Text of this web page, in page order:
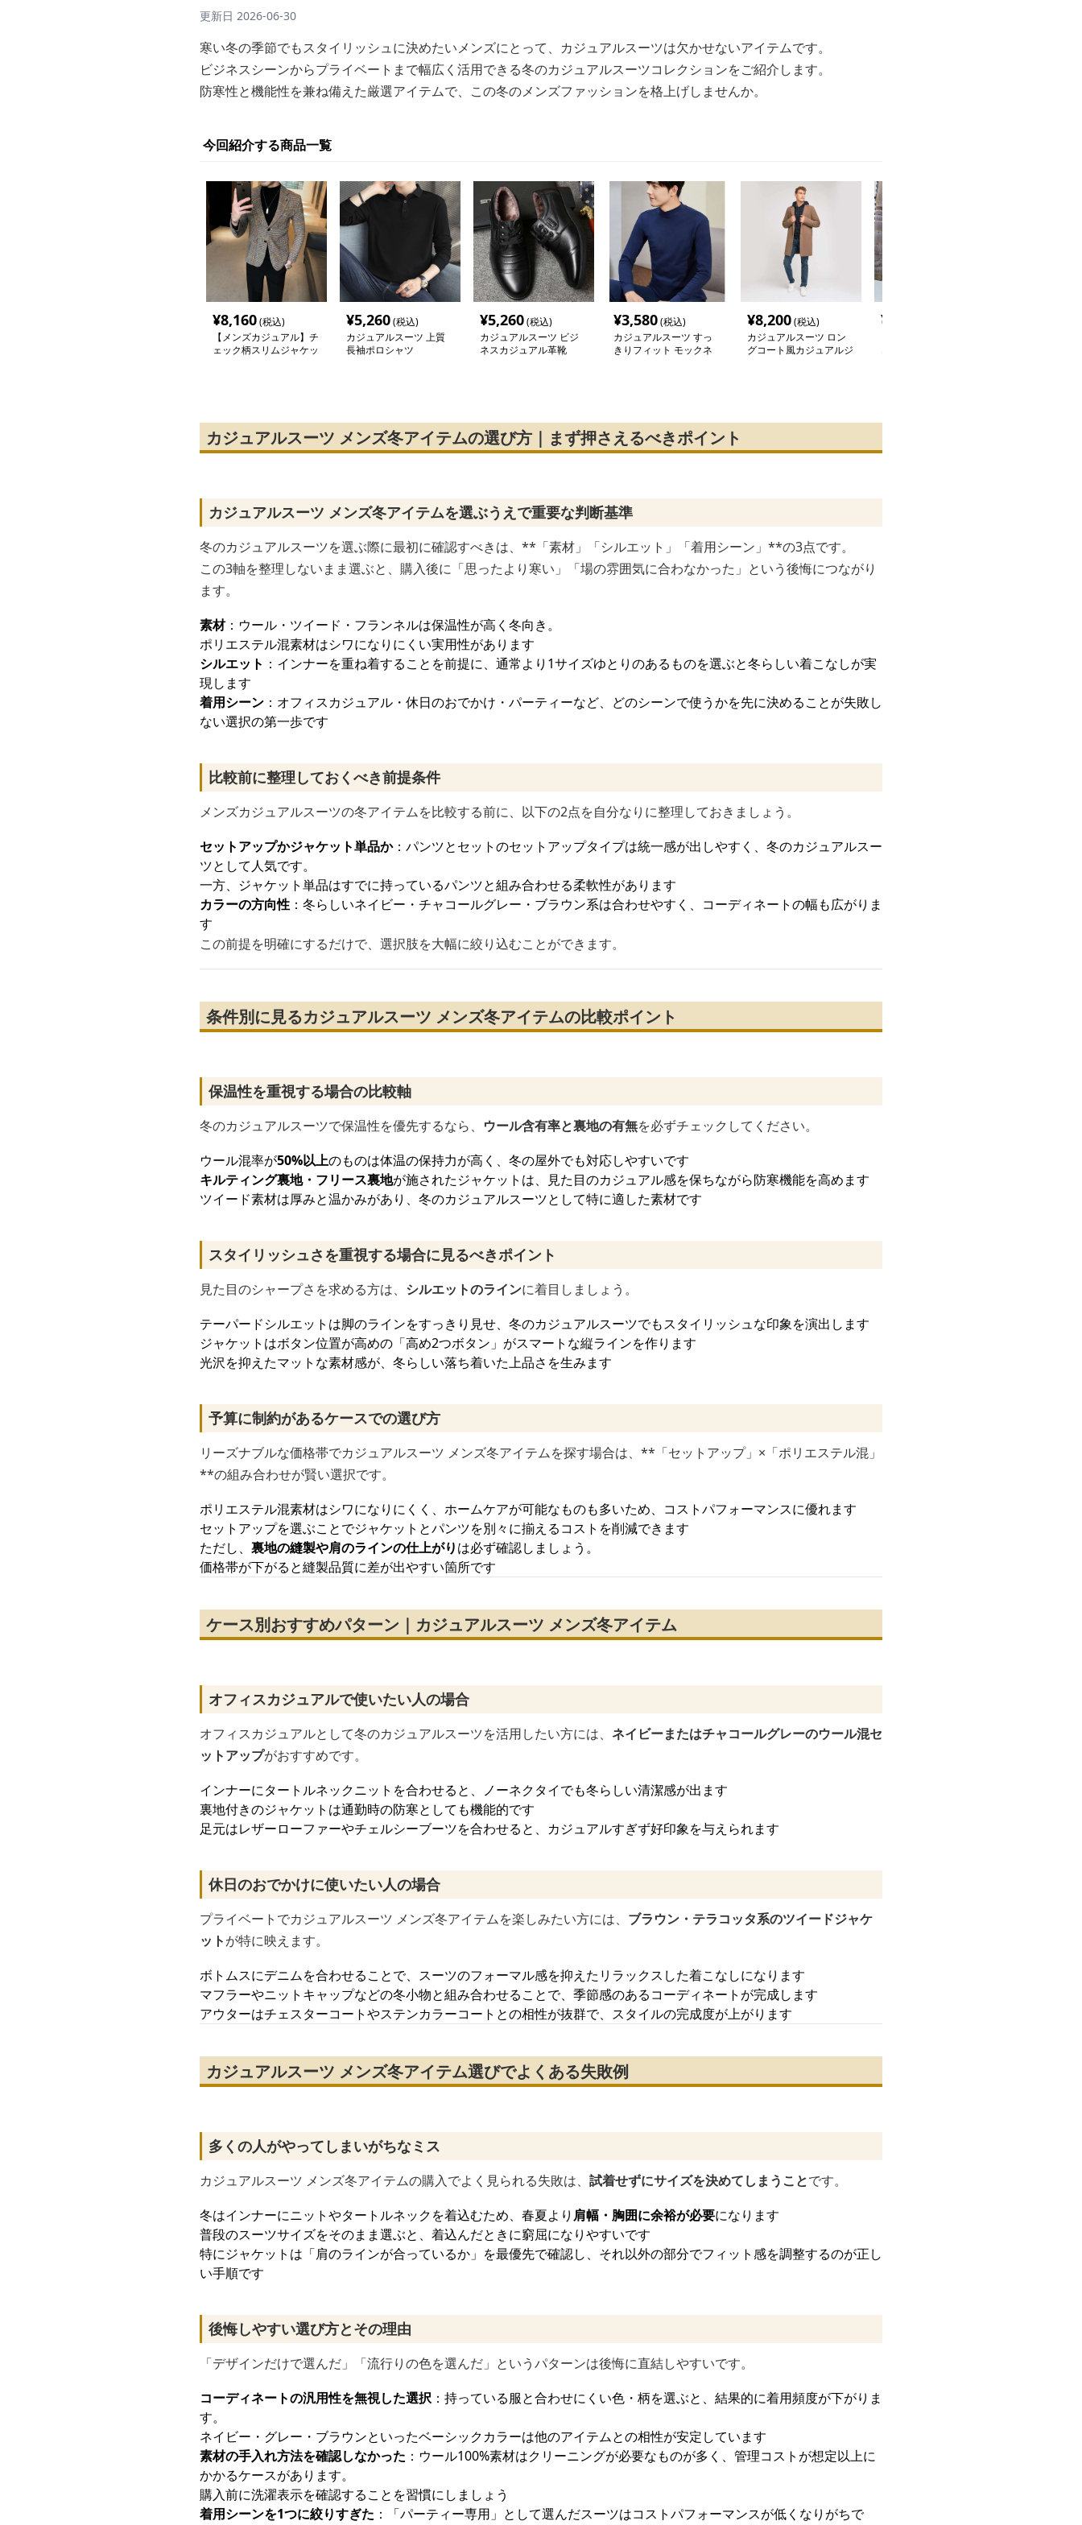
更新日 2026-06-30
寒い冬の季節でもスタイリッシュに決めたいメンズにとって、カジュアルスーツは欠かせないアイテムです。
ビジネスシーンからプライベートまで幅広く活用できる冬のカジュアルスーツコレクションをご紹介します。
防寒性と機能性を兼ね備えた厳選アイテムで、この冬のメンズファッションを格上げしませんか。
今回紹介する商品一覧
¥8,160(税込)
【メンズカジュアル】チ
ェック柄スリムジャケッ
¥5,260(税込)
カジュアルスーツ 上質
長袖ポロシャツ
¥5,260(税込)
カジュアルスーツ ビジ
ネスカジュアル革靴
¥3,580(税込)
カジュアルスーツ すっ
きりフィット モックネ
¥8,200(税込)
カジュアルスーツ ロン
グコート風カジュアルジ
¥
コーデュロイカジュアル
カジュアルスーツ メンズ冬アイテムの選び方｜まず押さえるべきポイント
カジュアルスーツ メンズ冬アイテムを選ぶうえで重要な判断基準
冬のカジュアルスーツを選ぶ際に最初に確認すべきは、**「素材」「シルエット」「着用シーン」**の3点です。
この3軸を整理しないまま選ぶと、購入後に「思ったより寒い」「場の雰囲気に合わなかった」という後悔につながり
ます。
素材：ウール・ツイード・フランネルは保温性が高く冬向き。
ポリエステル混素材はシワになりにくい実用性があります
シルエット ：インナーを重ね着することを前提に、通常より1サイズゆとりのあるものを選ぶと冬らしい着こなしが実
現します
着用シーン ：オフィスカジュアル・休日のおでかけ・パーティーなど、どのシーンで使うかを先に決めることが失敗し
ない選択の第一歩です
比較前に整理しておくべき前提条件
メンズカジュアルスーツの冬アイテムを比較する前に、以下の2点を自分なりに整理しておきましょう。
セットアップかジャケット単品か：パンツとセットのセットアップタイプは統一感が出しやすく、冬のカジュアルスー
ツとして人気です。
一方、ジャケット単品はすでに持っているパンツと組み合わせる柔軟性があります
カラーの方向性 ：冬らしいネイビー・チャコールグレー・ブラウン系は合わせやすく、コーディネートの幅も広がりま
す
この前提を明確にするだけで、選択肢を大幅に絞り込むことができます。
条件別に見るカジュアルスーツ メンズ冬アイテムの比較ポイント
保温性を重視する場合の比較軸
冬のカジュアルスーツで保温性を優先するなら、 ウール含有率と裏地の有無を必ずチェックしてください。
ウール混率が50%以上のものは体温の保持力が高く、冬の屋外でも対応しやすいです
キルティング裏地・フリース裏地が施されたジャケットは、見た目のカジュアル感を保ちながら防寒機能を高めます
ツイード素材は厚みと温かみがあり、冬のカジュアルスーツとして特に適した素材です
スタイリッシュさを重視する場合に見るべきポイント
見た目のシャープさを求める方は、 シルエットのラインに着目しましょう。
テーパードシルエットは脚のラインをすっきり見せ、冬のカジュアルスーツでもスタイリッシュな印象を演出します
ジャケットはボタン位置が高めの「高め2つボタン」がスマートな縦ラインを作ります
光沢を抑えたマットな素材感が、冬らしい落ち着いた上品さを生みます
予算に制約があるケースでの選び方
リーズナブルな価格帯でカジュアルスーツ メンズ冬アイテムを探す場合は、**「セットアップ」×「ポリエステル混」
**の組み合わせが賢い選択です。
ポリエステル混素材はシワになりにくく、ホームケアが可能なものも多いため、コストパフォーマンスに優れます
セットアップを選ぶことでジャケットとパンツを別々に揃えるコストを削減できます
ただし、 裏地の縫製や肩のラインの仕上がりは必ず確認しましょう。
価格帯が下がると縫製品質に差が出やすい箇所です
ケース別おすすめパターン｜カジュアルスーツ メンズ冬アイテム
オフィスカジュアルで使いたい人の場合
オフィスカジュアルとして冬のカジュアルスーツを活用したい方には、 ネイビーまたはチャコールグレーのウール混セ
ットアップがおすすめです。
インナーにタートルネックニットを合わせると、ノーネクタイでも冬らしい清潔感が出ます
裏地付きのジャケットは通勤時の防寒としても機能的です
足元はレザーローファーやチェルシーブーツを合わせると、カジュアルすぎず好印象を与えられます
休日のおでかけに使いたい人の場合
プライベートでカジュアルスーツ メンズ冬アイテムを楽しみたい方には、 ブラウン・テラコッタ系のツイードジャケ
ットが特に映えます。
ボトムスにデニムを合わせることで、スーツのフォーマル感を抑えたリラックスした着こなしになります
マフラーやニットキャップなどの冬小物と組み合わせることで、季節感のあるコーディネートが完成します
アウターはチェスターコートやステンカラーコートとの相性が抜群で、スタイルの完成度が上がります
カジュアルスーツ メンズ冬アイテム選びでよくある失敗例
多くの人がやってしまいがちなミス
カジュアルスーツ メンズ冬アイテムの購入でよく見られる失敗は、 試着せずにサイズを決めてしまうことです。
冬はインナーにニットやタートルネックを着込むため、春夏より 肩幅・胸囲に余裕が必要になります
普段のスーツサイズをそのまま選ぶと、着込んだときに窮屈になりやすいです
特にジャケットは「肩のラインが合っているか」を最優先で確認し、それ以外の部分でフィット感を調整するのが正し
い手順です
後悔しやすい選び方とその理由
「デザインだけで選んだ」「流行りの色を選んだ」というパターンは後悔に直結しやすいです。
コーディネートの汎用性を無視した選択 ：持っている服と合わせにくい色・柄を選ぶと、結果的に着用頻度が下がりま
す。
ネイビー・グレー・ブラウンといったベーシックカラーは他のアイテムとの相性が安定しています
素材の手入れ方法を確認しなかった ：ウール100%素材はクリーニングが必要なものが多く、管理コストが想定以上に
かかるケースがあります。
購入前に洗濯表示を確認することを習慣にしましょう
着用シーンを1つに絞りすぎた ：「パーティー専用」として選んだスーツはコストパフォーマンスが低くなりがちで